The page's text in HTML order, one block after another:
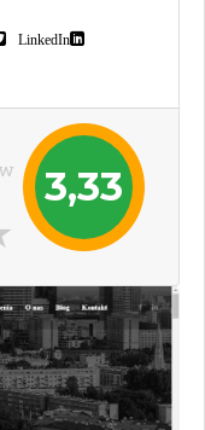
LinkedIn
3,33